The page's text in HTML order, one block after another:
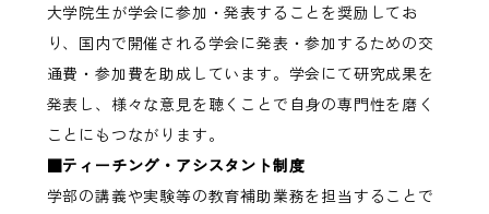
大学院生が学会に参加・発表することを奨励してお
り、国内で開催される学会に発表・参加するための交
通費・参加費を助成しています。学会にて研究成果を
発表し、様々な意見を聴くことで自身の専門性を磨く
ことにもつながります。
■ティーチング・アシスタント制度
学部の講義や実験等の教育補助業務を担当することで